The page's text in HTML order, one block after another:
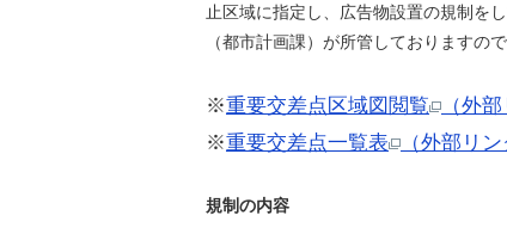
止区域に指定し、広告物設置の規制を
（都市計画課）が所管しておりますの
※重要交差点区域図閲覧 （外
※重要交差点一覧表 （外部リン
規制の内容